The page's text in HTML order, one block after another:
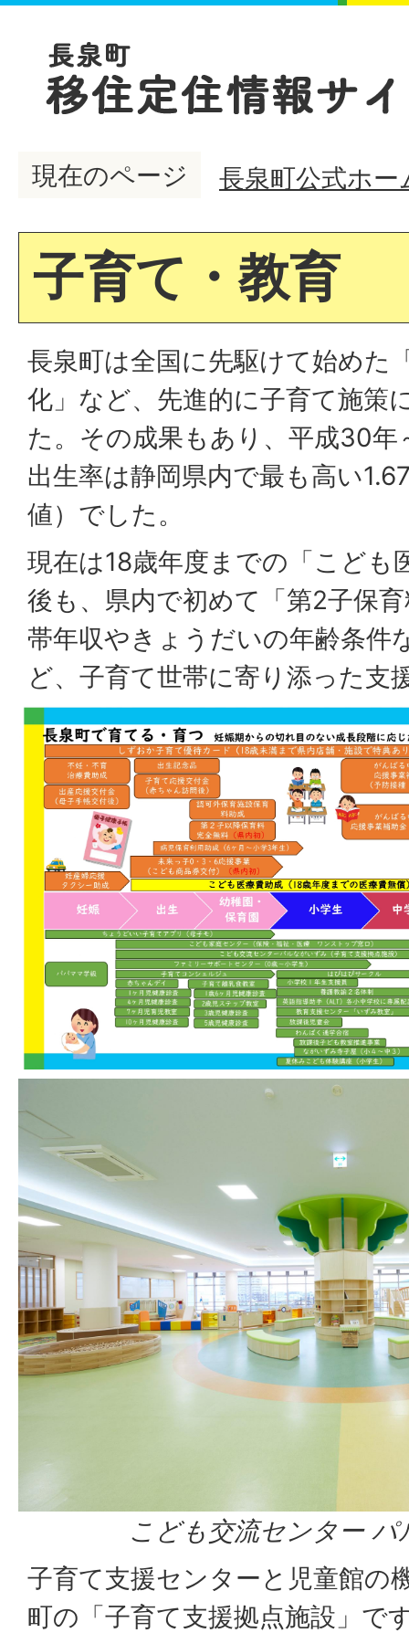
現在のページ 長泉町公式ホー
子育て・教育
長泉町は全国に先駆けて始めた
化」など、先進的に子育て施策
た。その成果もあり、平成30年
出生率は静岡県内で最も高い
値）でした。
現在は18歳年度までの「こども
後も、県内で初めて「第2子保
帯年収やきょうだいの年齢条件
ど、子育て世帯に寄り添った支
こども交流センター
子育て支援センターと児童館の
町の「子育て支援拠点施設」で